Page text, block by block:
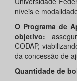
níveis e
O Programa de
objetivo:
CODAP,
da concessão de
Quantidade de